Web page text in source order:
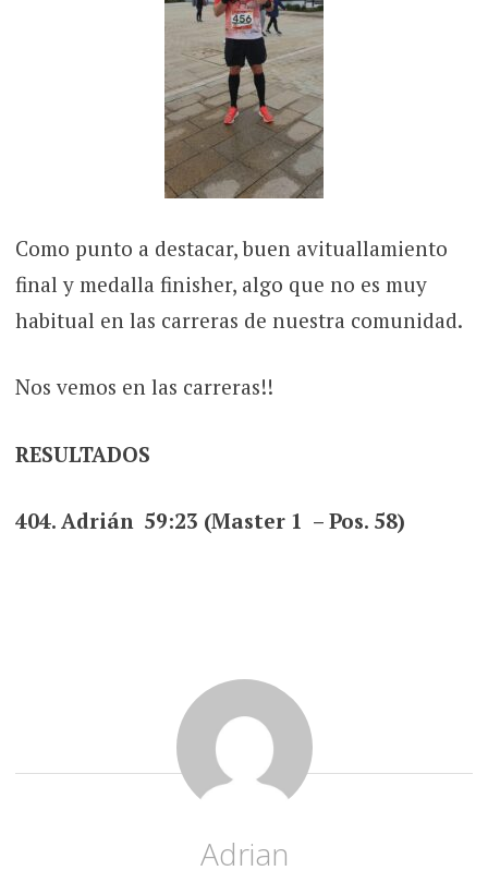
Como punto a destacar, buen avituallamiento
final y medalla finisher, algo que no es muy
habitual en las carreras de nuestra comunidad.
Nos vemos en las carreras!!
RESULTADOS
404. Adrián 59:23 (Master 1 – Pos. 58)
Adrian